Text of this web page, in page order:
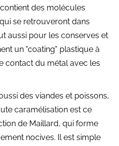
des molécules
se retrouveront dans
aussi pour les conserves et
un "coating" plastique à
contact du métal avec les
des viandes et poissons,
caramélisation est ce
de Maillard, qui forme
nocives. Il est simple